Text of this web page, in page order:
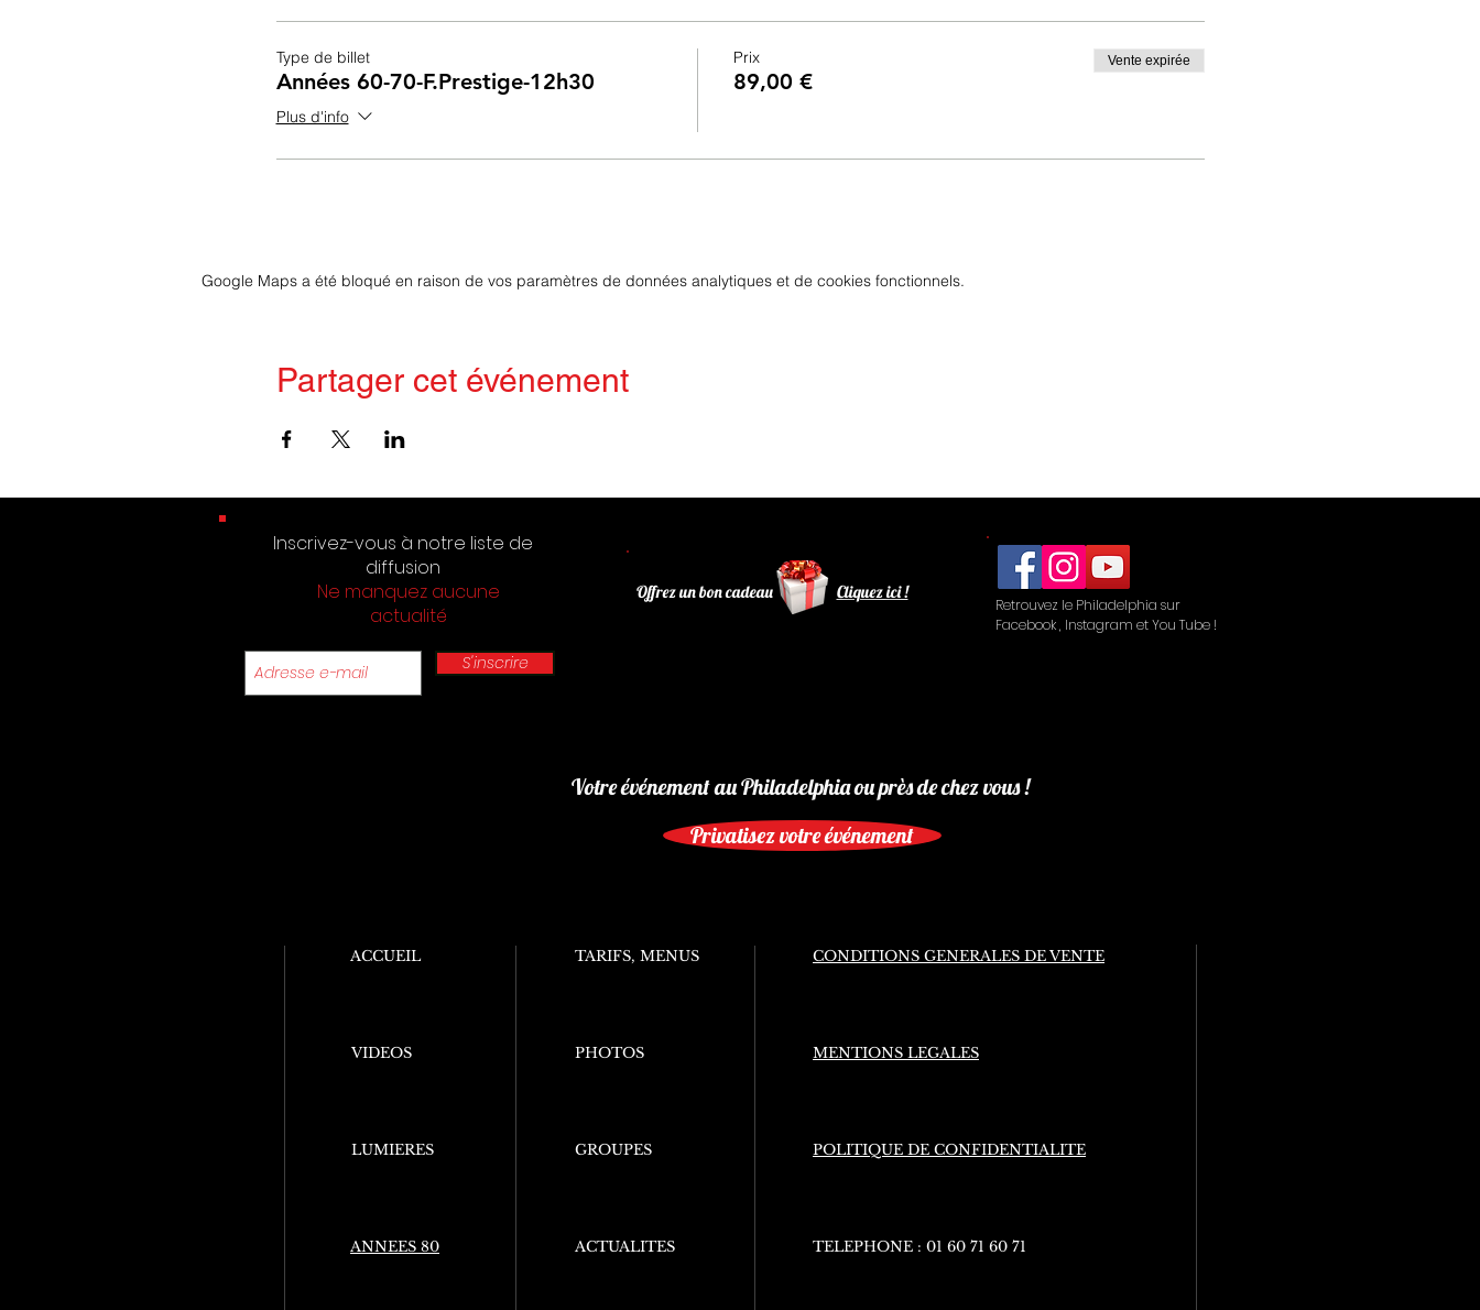
Type de billet
Années 60-70-F.Prestige-12h30
Plus d'info
Prix
89,00 €
Vente expirée
Google Maps a été bloqué en raison de vos paramètres de données analytiques et de cookies fonctionnels.
Partager cet événement
Inscrivez-vous à notre liste de
diffusion
Ne manquez aucune
actualité
S'inscrire
Offrez un bon cadeau Cliquez ici !
Retrouvez le Philadelphia sur
Facebook , Instagram et You Tube !
Votre événement au Philadelphia ou près de chez vous !
Privatisez votre événement
ACCUEIL
VIDEOS
LUMIERES
ANNEES 80
TARIFS, MENUS
PHOTOS
GROUPES
ACTUALITES
CONDITIONS GENERALES DE VENTE
MENTIONS LEGALES
POLITIQUE DE CONFIDENTIALITE
TELEPHONE : 01 60 71 60 71